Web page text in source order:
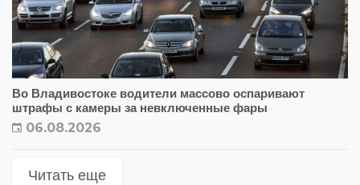
Во Владивостоке водители массово оспаривают
штрафы с камеры за невключенные фары
06.08.2026
Читать еще